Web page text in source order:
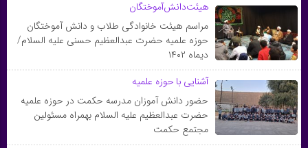
هیئت‌دانش‌آموختگان
مراسم هیئت خانوادگی طلاب و دانش آموختگان
حوزه علمیه حضرت عبدالعظیم حسنی علیه السلام/
دیماه ۱۴۰۲
آشنایی با حوزه علمیه
حضور دانش آموزان مدرسه حکمت در حوزه علمیه
حضرت عبدالعظیم علیه السلام بهمراه مسئولین
مجتمع حکمت